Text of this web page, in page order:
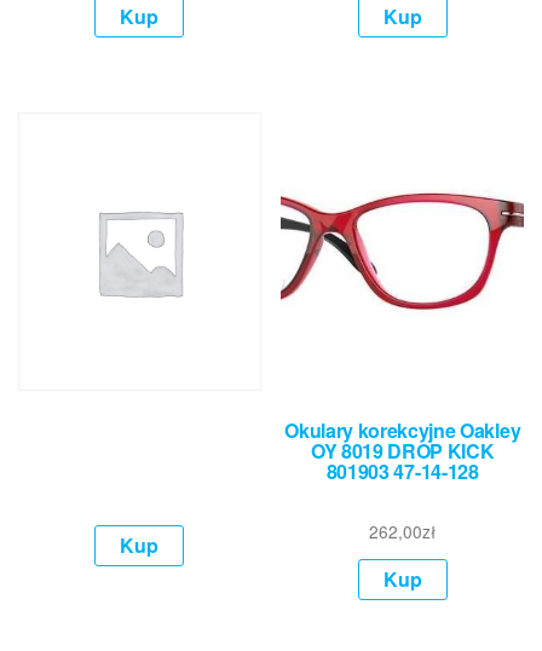
Kup Kup
Kup
Okulary korekcyjne Oakley
OY 8019 DROP KICK
801903 47-14-128
262,00zł
Kup